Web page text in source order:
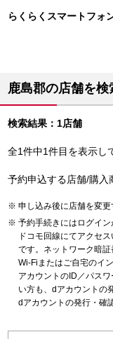
らくらくスマートフォ
鹿島郡の店舗を
検索結果：1店舗
全1件中1件目を表示し
予約申込する店舗/購入
申し込み後に店舗を変更
予約手続きにはログイン
ドコモ回線にてアクセ
です。ネットワーク暗
Wi-Fiまたはご自宅のイ
アカウントのID／パス
い方も、dアカウントの
dアカウントの発行・確